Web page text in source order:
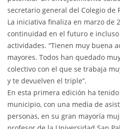
secretario general del Colegio de
La iniciativa finaliza en marzo de
continuidad en el futuro e
actividades. “Tienen muy buena
mayores. Todos han quedado
colectivo con el que se trabaja
y te devuelven el triple”.
En esta primera edición ha
municipio, con una media de
personas, en su gran mayoría